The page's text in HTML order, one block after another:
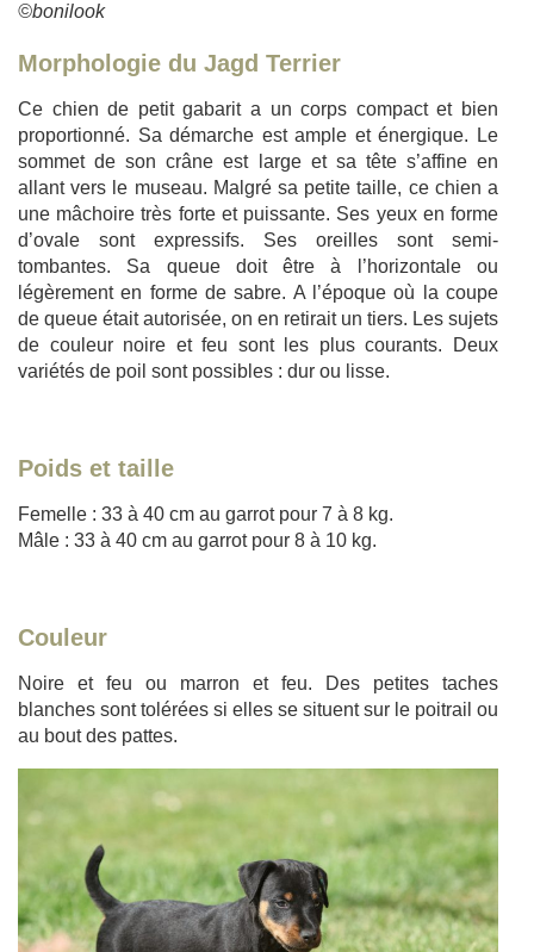
©bonilook
Morphologie du Jagd Terrier
Ce chien de petit gabarit a un corps compact et bien
proportionné. Sa démarche est ample et énergique. Le
sommet de son crâne est large et sa tête s’affine en
allant vers le museau. Malgré sa petite taille, ce chien a
une mâchoire très forte et puissante. Ses yeux en forme
d’ovale sont expressifs. Ses oreilles sont semi-
tombantes. Sa queue doit être à l’horizontale ou
légèrement en forme de sabre. A l’époque où la coupe
de queue était autorisée, on en retirait un tiers. Les sujets
de couleur noire et feu sont les plus courants. Deux
variétés de poil sont possibles : dur ou lisse.
Poids et taille
Femelle : 33 à 40 cm au garrot pour 7 à 8 kg.
Mâle : 33 à 40 cm au garrot pour 8 à 10 kg.
Couleur
Noire et feu ou marron et feu. Des petites taches
blanches sont tolérées si elles se situent sur le poitrail ou
au bout des pattes.